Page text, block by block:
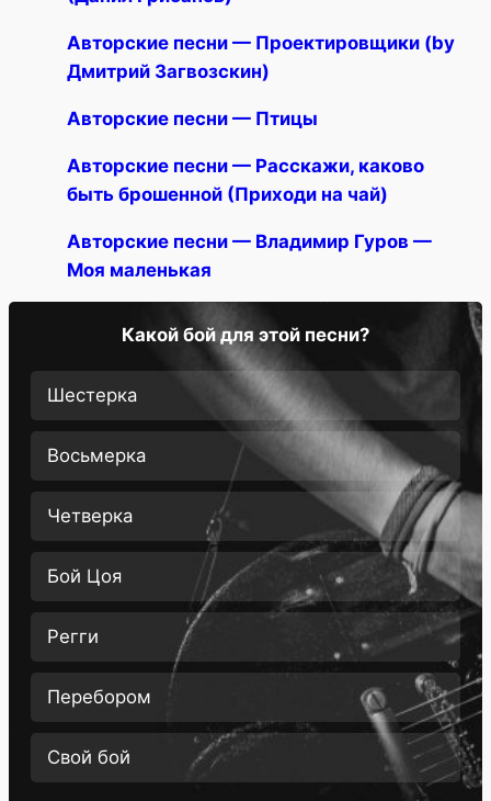
Авторские песни — Проектировщики (by
Дмитрий Загвозскин)
Авторские песни — Птицы
Авторские песни — Расскажи, каково
быть брошенной (Приходи на чай)
Авторские песни — Владимир Гуров —
Моя маленькая
Какой бой для этой песни?
Шестерка
Восьмерка
Четверка
Бой Цоя
Регги
Перебором
Свой бой